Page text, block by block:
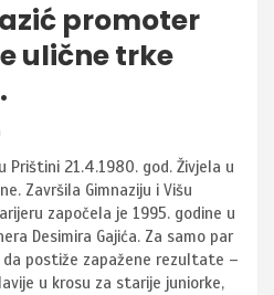
promoter
ulične trke
Prištini 21.4.1980. god. Živjela u
Završila Gimnaziju i Višu
započela je 1995. godine u
Desimira Gajića. Za samo par
postiže zapažene rezultate –
u krosu za starije juniorke,